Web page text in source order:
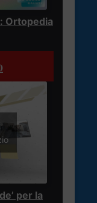
Ortopedia
per la